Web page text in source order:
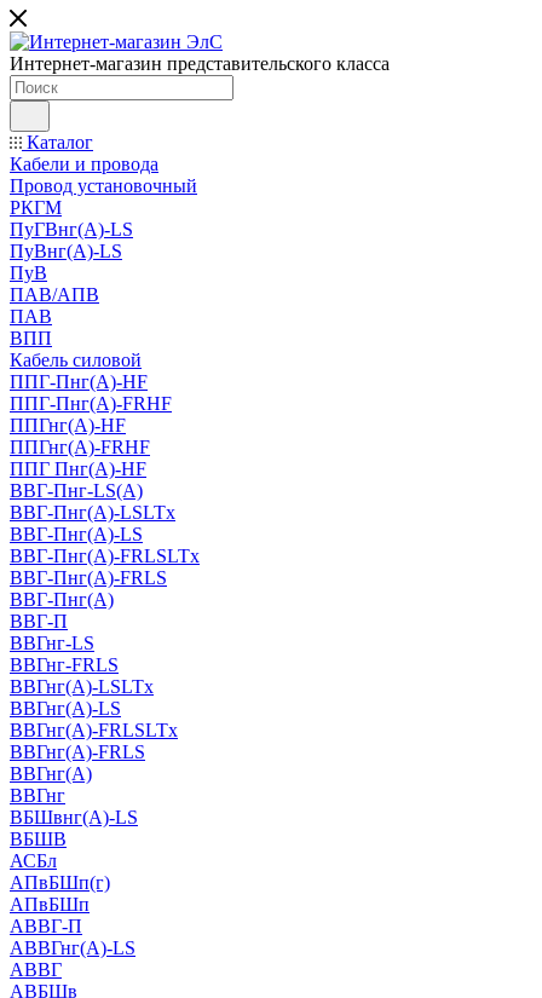
Интернет-магазин представительского класса
Каталог
Кабели и провода
Провод установочный
РКГМ
ПуГВнг(А)-LS
ПуВнг(А)-LS
ПуВ
ПАВ/АПВ
ПАВ
ВПП
Кабель силовой
ППГ-Пнг(А)-HF
ППГ-Пнг(А)-FRHF
ППГнг(А)-HF
ППГнг(А)-FRHF
ППГ Пнг(А)-HF
ВВГ-Пнг-LS(А)
ВВГ-Пнг(А)-LSLTx
ВВГ-Пнг(А)-LS
ВВГ-Пнг(А)-FRLSLTx
ВВГ-Пнг(А)-FRLS
ВВГ-Пнг(А)
ВВГ-П
ВВГнг-LS
ВВГнг-FRLS
ВВГнг(А)-LSLTx
ВВГнг(А)-LS
ВВГнг(А)-FRLSLTx
ВВГнг(А)-FRLS
ВВГнг(А)
ВВГнг
ВБШвнг(А)-LS
ВБШВ
АСБл
АПвБШп(г)
АПвБШп
АВВГ-П
АВВГнг(А)-LS
АВВГ
АВБШв